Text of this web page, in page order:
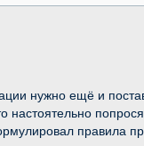
нужно ещё и
настоятельно
правила